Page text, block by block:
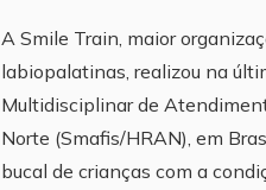
A Smile Train, maior
labiopalatinas, realizou na
Multidisciplinar de
Norte (Smafis/HRAN), em
bucal de crianças com a